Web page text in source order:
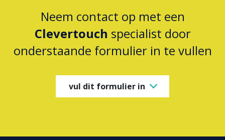
Neem contact op met een
Clevertouch specialist door
onderstaande formulier in te vullen
vul dit formulier in